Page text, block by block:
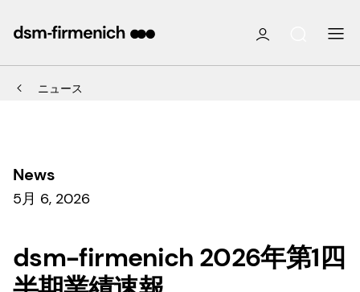
ニュース
News
5月 6, 2026
dsm-firmenich 2026年第1四